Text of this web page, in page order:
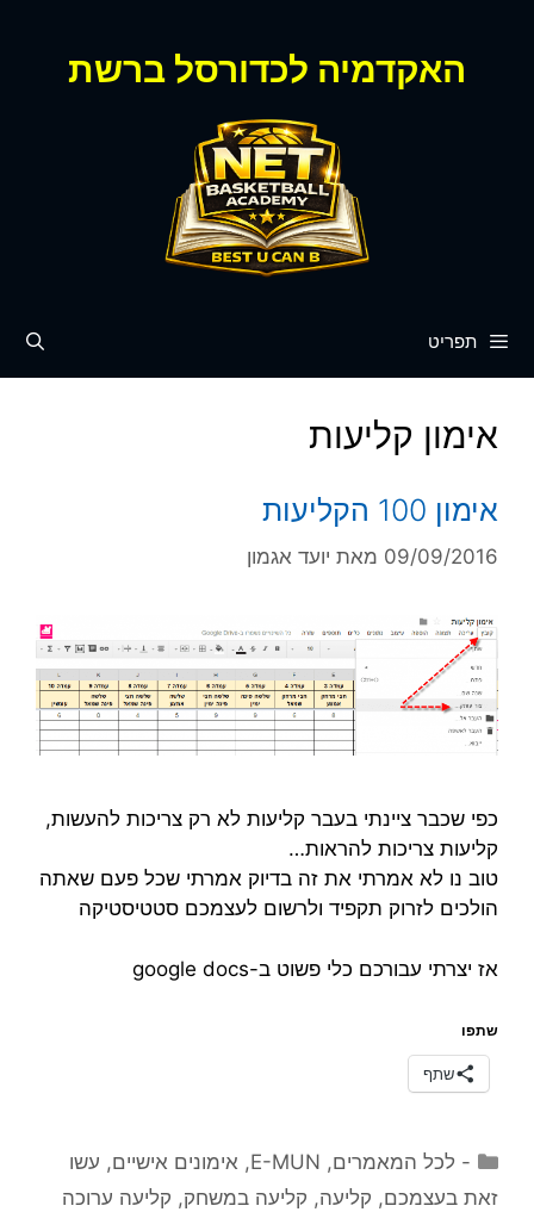
האקדמיה לכדורסל ברשת
תפריט
אימון קליעות
אימון 100 הקליעות
09/09/2016 מאת יועד אגמון
כפי שכבר ציינתי בעבר קליעות לא רק צריכות להעשות,
קליעות צריכות להראות…
טוב נו לא אמרתי את זה בדיוק אמרתי שכל פעם שאתה
הולכים לזרוק תקפיד ולרשום לעצמכם סטטיסטיקה
אז יצרתי עבורכם כלי פשוט ב-google docs
שתפו
שתף
קטגוריות
- לכל המאמרים,
E-MUN
, אימונים אישיים, עשו
זאת בעצמכם, קליעה, קליעה במשחק, קליעה ערוכה